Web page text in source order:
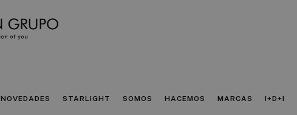
NOVEDADES STARLIGHT SOMOS HACEMOS MARCAS I+D+I